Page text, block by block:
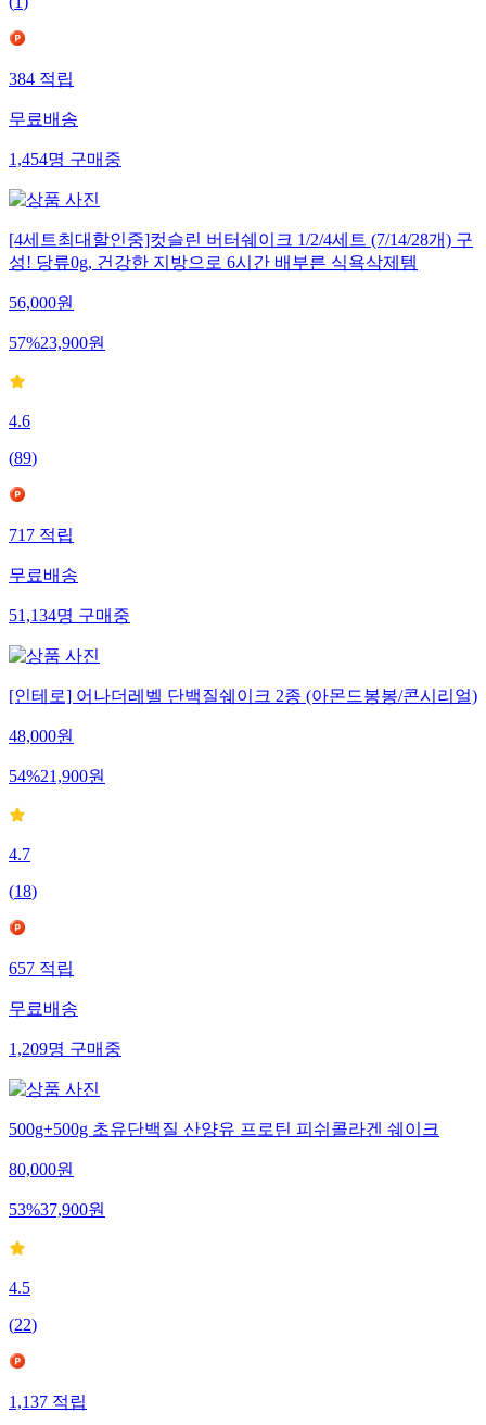
(1)
384적립
무료배송
1,454명구매중
[4세트최대할인중]컷슬린 버터쉐이크 1/2/4세트 (7/14/28개) 구
성! 당류0g, 건강한 지방으로 6시간 배부른 식욕삭제템
56,000원
57%23,900원
4.6
(89)
717적립
무료배송
51,134명구매중
[인테로] 어나더레벨 단백질쉐이크 2종 (아몬드봉봉/콘시리얼)
48,000원
54%21,900원
4.7
(18)
657적립
무료배송
1,209명구매중
500g+500g 초유단백질 산양유 프로틴 피쉬콜라겐 쉐이크
80,000원
53%37,900원
4.5
(22)
1,137적립